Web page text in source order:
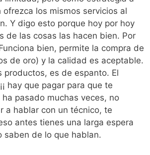
los mismos servicios al
Y digo esto porque hoy por hoy
de las cosas las hacen bien. Por
bien, permite la compra de
de oro) y la calidad es aceptable.
es de espanto. El
hay que pagar para que te
pasado muchas veces, no
a hablar con un técnico, te
antes tienes una larga espera
saben de lo que hablan.